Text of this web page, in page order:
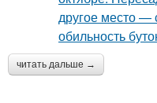
читать дальше →